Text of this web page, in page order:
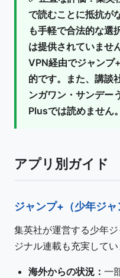
で読むことに抵抗が
も手軽で合法的な選
は提供されていませ
VPN経由でジャンプ
的です。また、講談
ンガワン・サンデー
Plusでは読めません。
アプリ別ガイド
ジャンプ+（少年ジ
集英社が運営する少年
ジナル連載も充実してい
海外からの状況： 一